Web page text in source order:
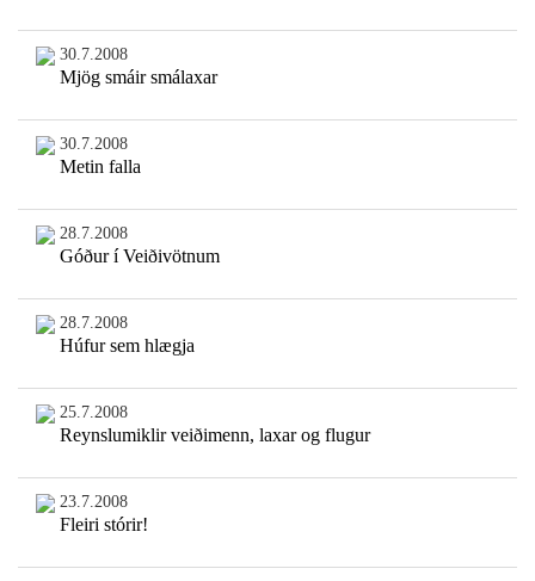
30.7.2008
Mjög smáir smálaxar
30.7.2008
Metin falla
28.7.2008
Góður í Veiðivötnum
28.7.2008
Húfur sem hlægja
25.7.2008
Reynslumiklir veiðimenn, laxar og flugur
23.7.2008
Fleiri stórir!